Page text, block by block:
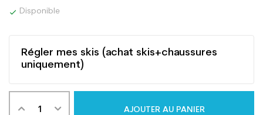
 Disponible
Régler mes skis (achat skis+chaussures
uniquement)
AJOUTER AU PANIER